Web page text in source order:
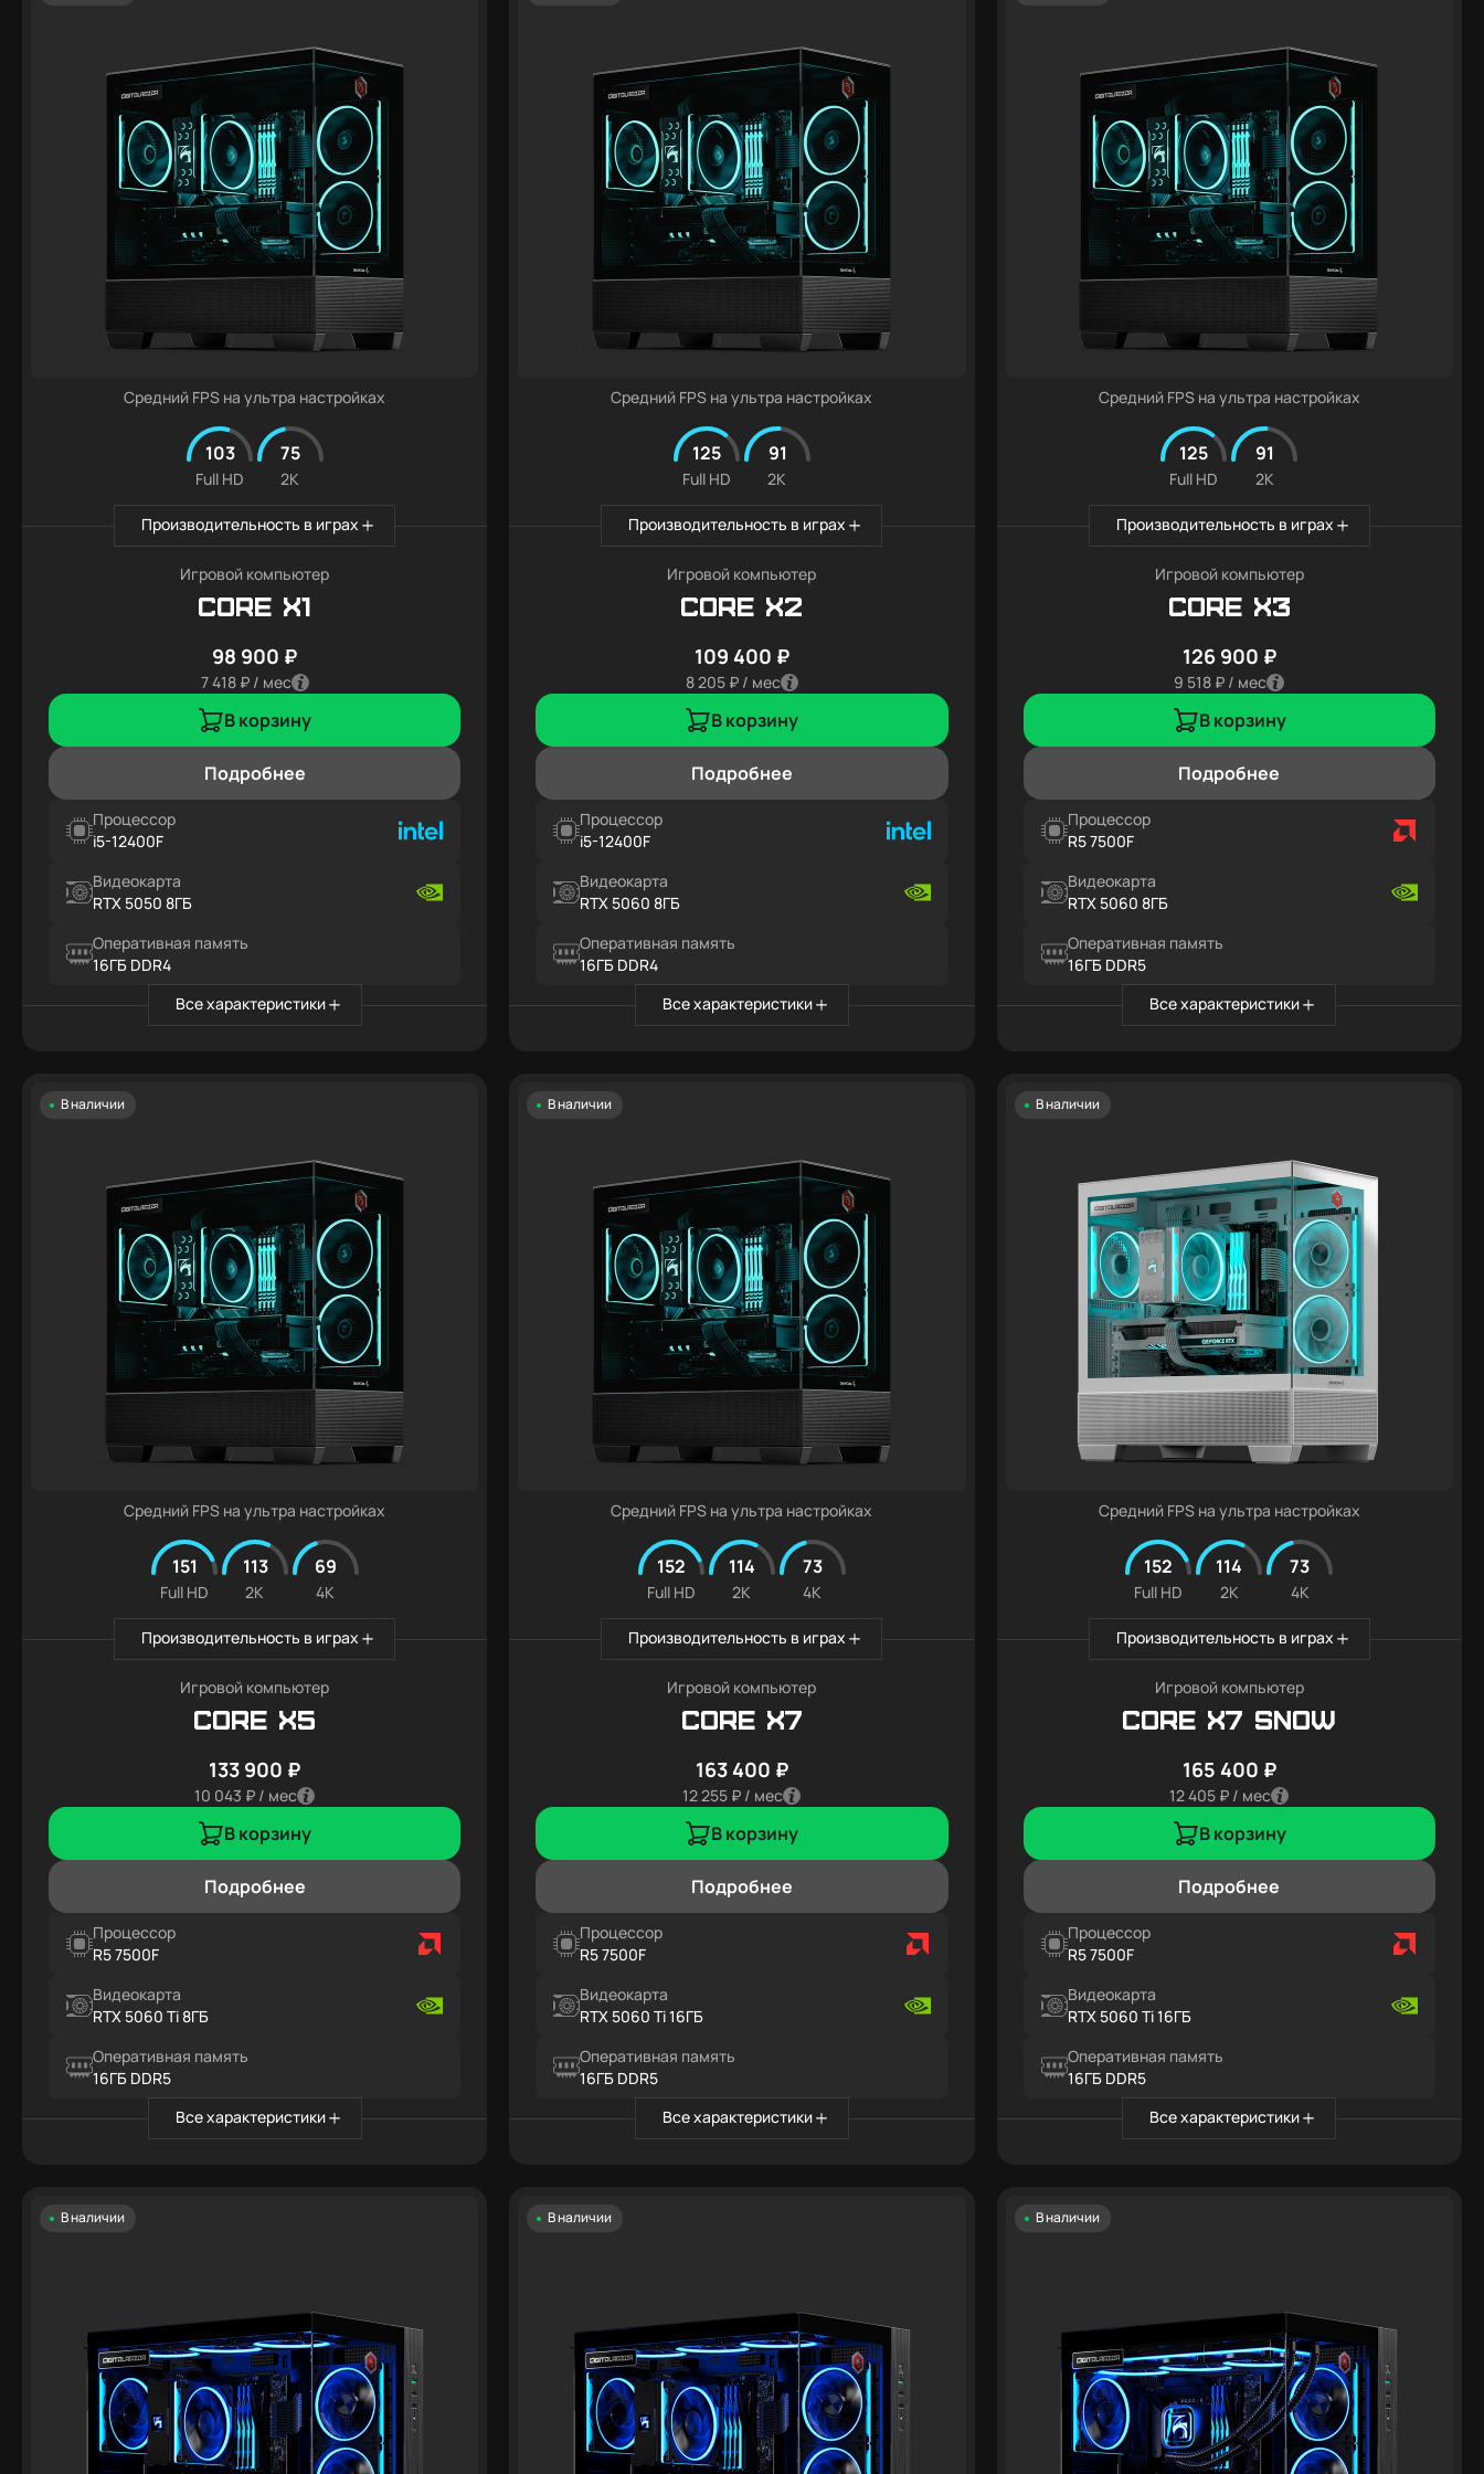
Средний FPS на ультра настройках
103
Full HD
75
2K
Производительность в играх
Игровой компьютер
Core X1
98 900 ₽
7 418 ₽ / мес
В корзину
Подробнее
Процессор
i5-12400F
Видеокарта
RTX 5050 8ГБ
Оперативная память
16ГБ DDR4
Все характеристики
Средний FPS на ультра настройках
125
Full HD
91
2K
Производительность в играх
Игровой компьютер
Core X2
109 400 ₽
8 205 ₽ / мес
В корзину
Подробнее
Процессор
i5-12400F
Видеокарта
RTX 5060 8ГБ
Оперативная память
16ГБ DDR4
Все характеристики
Средний FPS на ультра настройках
125
Full HD
91
2K
Производительность в играх
Игровой компьютер
Core X3
126 900 ₽
9 518 ₽ / мес
В корзину
Подробнее
Процессор
R5 7500F
Видеокарта
RTX 5060 8ГБ
Оперативная память
16ГБ DDR5
Все характеристики
В наличии
Средний FPS на ультра настройках
151
Full HD
113
2K
69
4K
Производительность в играх
Игровой компьютер
Core X5
133 900 ₽
10 043 ₽ / мес
В корзину
Подробнее
Процессор
R5 7500F
Видеокарта
RTX 5060 Ti 8ГБ
Оперативная память
16ГБ DDR5
Все характеристики
В наличии
Средний FPS на ультра настройках
152
Full HD
114
2K
73
4K
Производительность в играх
Игровой компьютер
Core X7
163 400 ₽
12 255 ₽ / мес
В корзину
Подробнее
Процессор
R5 7500F
Видеокарта
RTX 5060 Ti 16ГБ
Оперативная память
16ГБ DDR5
Все характеристики
В наличии
Средний FPS на ультра настройках
152
Full HD
114
2K
73
4K
Производительность в играх
Игровой компьютер
Core X7 SNOW
165 400 ₽
12 405 ₽ / мес
В корзину
Подробнее
Процессор
R5 7500F
Видеокарта
RTX 5060 Ti 16ГБ
Оперативная память
16ГБ DDR5
Все характеристики
В наличии В наличии В наличии